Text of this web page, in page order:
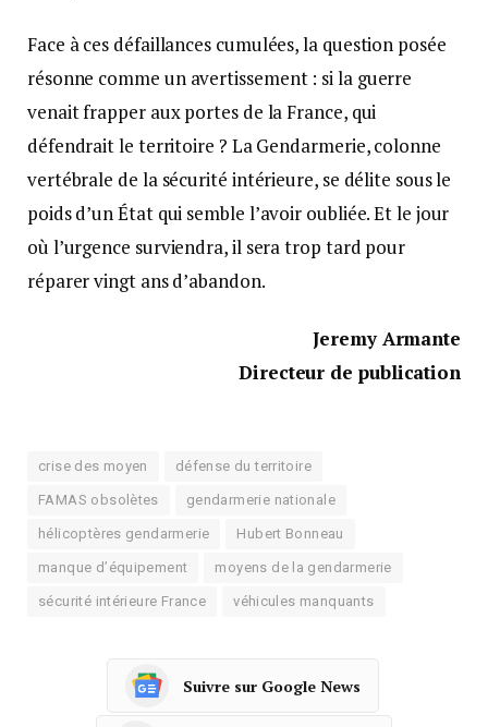
Face à ces défaillances cumulées, la question posée
résonne comme un avertissement : si la guerre
venait frapper aux portes de la France, qui
défendrait le territoire ? La Gendarmerie, colonne
vertébrale de la sécurité intérieure, se délite sous le
poids d’un État qui semble l’avoir oubliée. Et le jour
où l’urgence surviendra, il sera trop tard pour
réparer vingt ans d’abandon.
Jeremy Armante
Directeur de publication
crise des moyen défense du territoire
FAMAS obsolètes gendarmerie nationale
hélicoptères gendarmerie Hubert Bonneau
manque d’équipement moyens de la gendarmerie
sécurité intérieure France véhicules manquants
Suivre sur Google News